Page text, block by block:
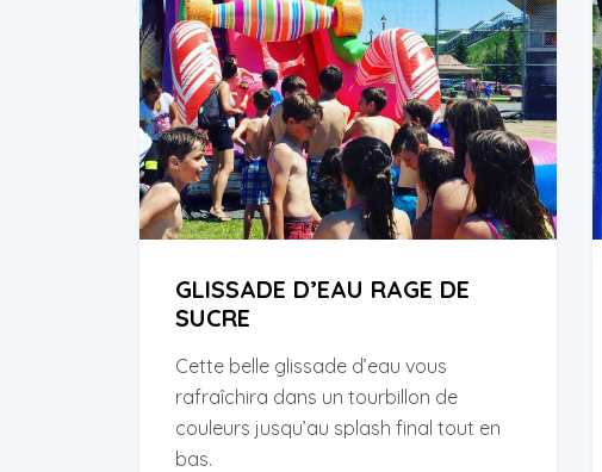
GLISSADE D’EAU RAGE DE
SUCRE
Cette belle glissade d’eau vous
rafraîchira dans un tourbillon de
couleurs jusqu’au splash final tout en
bas.